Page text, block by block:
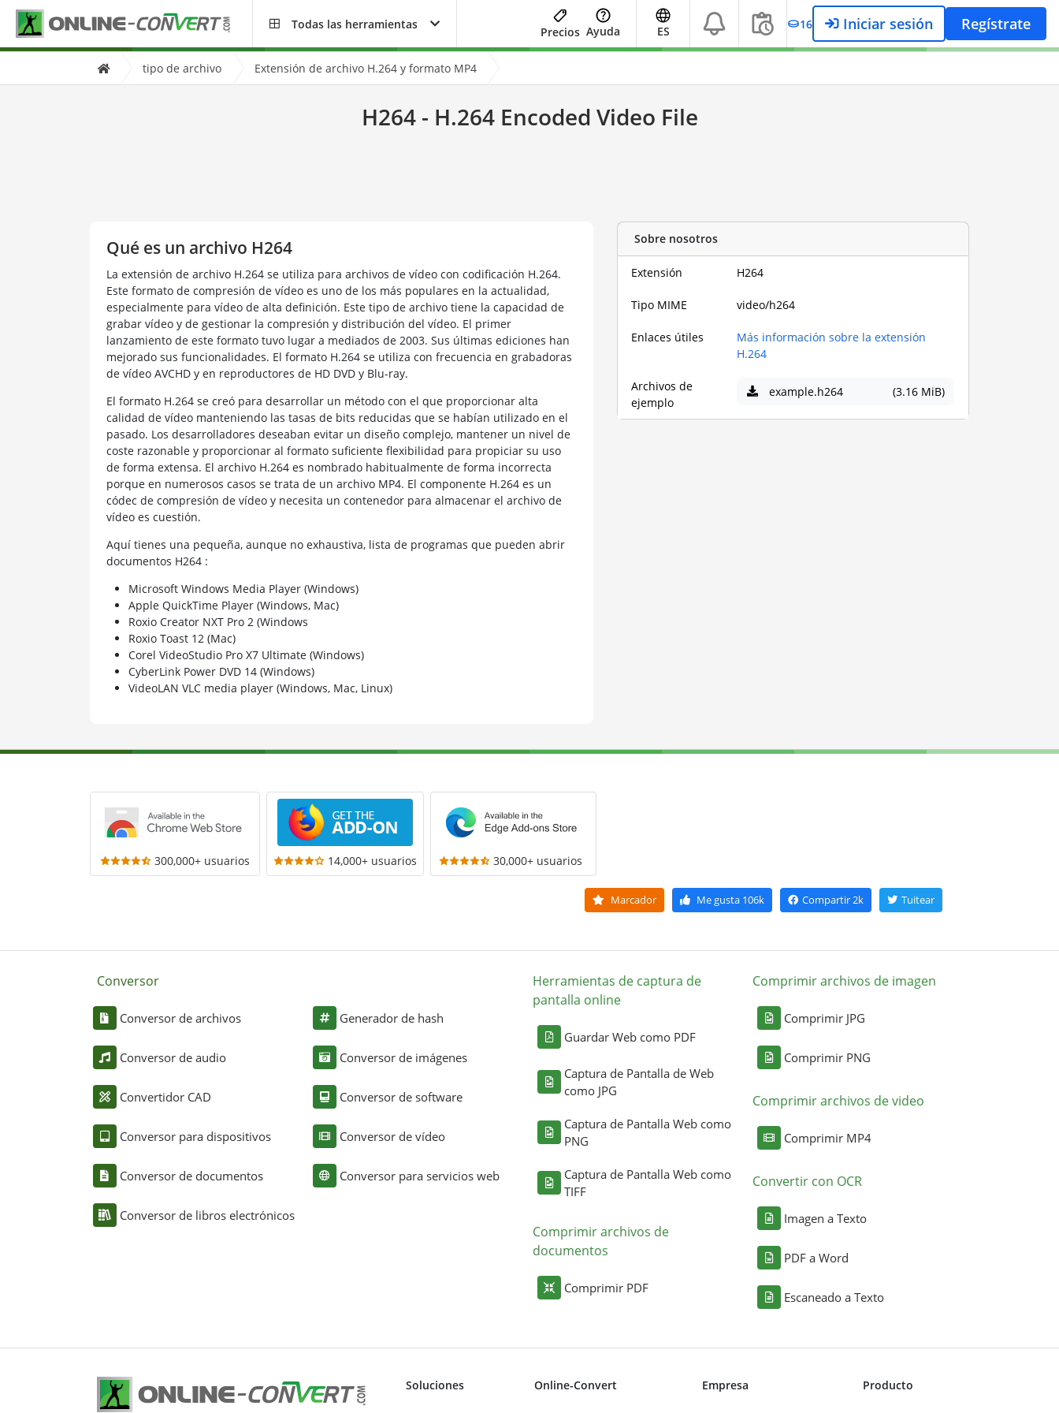
Todas las herramientas
Precios Ayuda ES 16 Iniciar sesión Regístrate
tipo de archivo Extensión de archivo H.264 y formato MP4
H264 - H.264 Encoded Video File
Qué es un archivo H264
La extensión de archivo H.264 se utiliza para archivos de vídeo con codificación H.264.
Este formato de compresión de vídeo es uno de los más populares en la actualidad,
especialmente para vídeo de alta definición. Este tipo de archivo tiene la capacidad de
grabar vídeo y de gestionar la compresión y distribución del vídeo. El primer
lanzamiento de este formato tuvo lugar a mediados de 2003. Sus últimas ediciones han
mejorado sus funcionalidades. El formato H.264 se utiliza con frecuencia en grabadoras
de vídeo AVCHD y en reproductores de HD DVD y Blu-ray.
El formato H.264 se creó para desarrollar un método con el que proporcionar alta
calidad de vídeo manteniendo las tasas de bits reducidas que se habían utilizado en el
pasado. Los desarrolladores deseaban evitar un diseño complejo, mantener un nivel de
coste razonable y proporcionar al formato suficiente flexibilidad para propiciar su uso
de forma extensa. El archivo H.264 es nombrado habitualmente de forma incorrecta
porque en numerosos casos se trata de un archivo MP4. El componente H.264 es un
códec de compresión de vídeo y necesita un contenedor para almacenar el archivo de
vídeo es cuestión.
Aquí tienes una pequeña, aunque no exhaustiva, lista de programas que pueden abrir
documentos H264 :
Microsoft Windows Media Player (Windows)
Apple QuickTime Player (Windows, Mac)
Roxio Creator NXT Pro 2 (Windows
Roxio Toast 12 (Mac)
Corel VideoStudio Pro X7 Ultimate (Windows)
CyberLink Power DVD 14 (Windows)
VideoLAN VLC media player (Windows, Mac, Linux)
Sobre nosotros
Extensión H264
Tipo MIME video/h264
Enlaces útiles
Más información sobre la extensión
H.264
Archivos de
ejemplo
example.h264 (3.16 MiB)
300,000+ usuarios 14,000+ usuarios 30,000+ usuarios
Marcador Me gusta106k Compartir 2k Tuitear
Conversor
Conversor de archivos
Conversor de audio
Convertidor CAD
Conversor para dispositivos
Conversor de documentos
Conversor de libros electrónicos
Generador de hash
Conversor de imágenes
Conversor de software
Conversor de vídeo
Conversor para servicios web
Herramientas de captura de
pantalla online
Guardar Web como PDF
Captura de Pantalla de Web
como JPG
Captura de Pantalla Web como
PNG
Captura de Pantalla Web como
TIFF
Comprimir archivos de
documentos
Comprimir PDF
Comprimir archivos de imagen
Comprimir JPG
Comprimir PNG
Comprimir archivos de video
Comprimir MP4
Convertir con OCR
Imagen a Texto
PDF a Word
Escaneado a Texto
Soluciones Online-Convert Empresa Producto